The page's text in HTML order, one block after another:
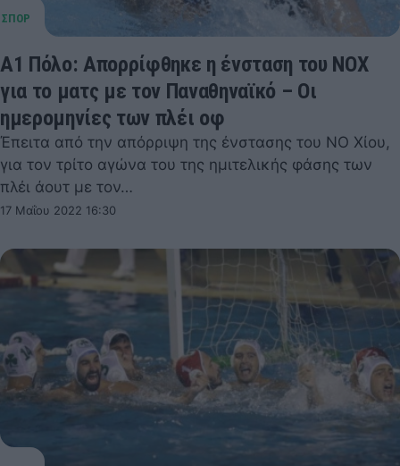
Α1 Πόλο: Απορρίφθηκε η ένσταση του ΝΟΧ
για το ματς με τον Παναθηναϊκό – Οι
ημερομηνίες των πλέι οφ
Έπειτα από την απόρριψη της ένστασης του ΝΟ Χίου,
για τον τρίτο αγώνα του της ημιτελικής φάσης των
πλέι άουτ με τον…
17 Μαΐου 2022 16:30